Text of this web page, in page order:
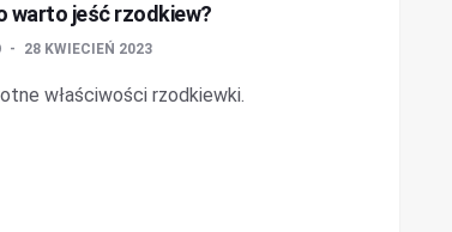
warto jeść rzodkiew?
28 KWIECIEŃ 2023
właściwości rzodkiewki.